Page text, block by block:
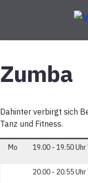
Zumba
Dahinter verbirgt sich
Tanz und Fitness.
Mo 19.00 - 19.50
20.00 - 20.55